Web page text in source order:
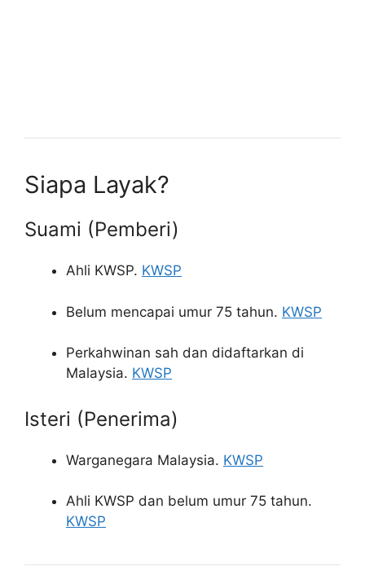
Siapa Layak?
Suami (Pemberi)
Ahli KWSP. KWSP
Belum mencapai umur 75 tahun. KWSP
Perkahwinan sah dan didaftarkan di
Malaysia. KWSP
Isteri (Penerima)
Warganegara Malaysia. KWSP
Ahli KWSP dan belum umur 75 tahun.
KWSP